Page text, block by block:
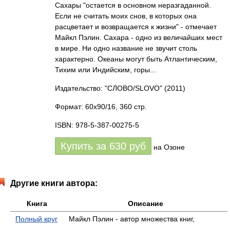
Сахары "остается в основном неразгаданной.
Если не считать моих снов, в которых она
расцветает и возвращается к жизни" - отмечает
Майкл Пэлин. Сахара - одно из величайших мест
в мире. Ни одно название не звучит столь
характерно. Океаны могут быть Атлантическим,
Тихим или Индийским, горы...
Издательство: "СЛОВО/SLOVO" (2011)
Формат: 60x90/16, 360 стр.
ISBN: 978-5-387-00275-5
Купить за 630 руб на Озоне
Другие книги автора:
Книга
Описание
Полный круг
Майкл Пэлин - автор множества книг,